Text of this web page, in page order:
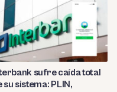
sufre caída total
su sistema: PLIN,